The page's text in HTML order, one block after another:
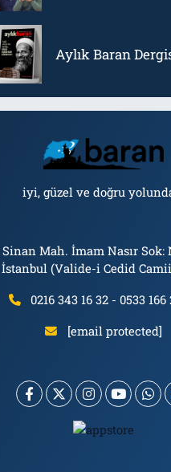
Aylık Baran
iyi, güzel ve doğru
Mah. İmam Nasır Sok:
İstanbul (Valide-i Cedid Camii
0216 343 16 32 - 0533 166
[email protected]